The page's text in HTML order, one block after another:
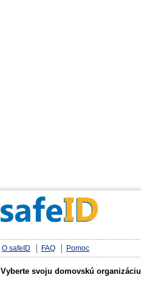
O safeID FAQ Pomoc
Vyberte svoju domovskú organizáciu